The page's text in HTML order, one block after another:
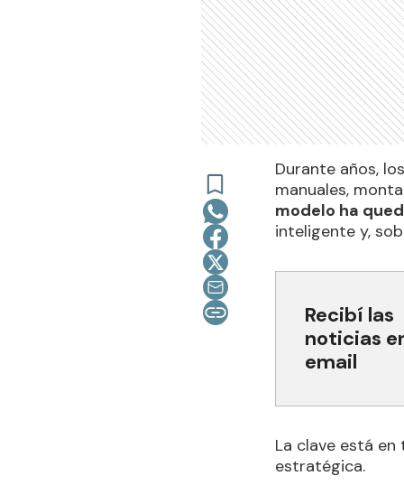
Durante años,
manuales,
modelo ha
inteligente y,
Recibí las
noticias
email
La clave está
estratégica.